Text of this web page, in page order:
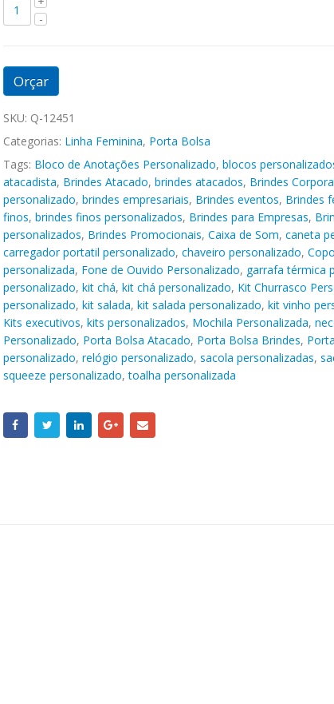
Orçar
SKU: Q-12451
Categorias: Linha Feminina, Porta Bolsa
Tags: Bloco de Anotações Personalizado, blocos
atacadista, Brindes Atacado, brindes atacados, Brindes
personalizado, brindes empresariais, Brindes eventos, Brindes
finos, brindes finos personalizados, Brindes para Empresas,
personalizados, Brindes Promocionais, Caixa de Som, caneta
carregador portatil personalizado, chaveiro personalizado,
personalizada, Fone de Ouvido Personalizado, garrafa térmica
personalizado, kit chá, kit chá personalizado, Kit Churrasco
personalizado, kit salada, kit salada personalizado, kit vinho
Kits executivos, kits personalizados, Mochila Personalizada,
Personalizado, Porta Bolsa Atacado, Porta Bolsa Brindes,
personalizado, relógio personalizado, sacola personalizadas,
squeeze personalizado,toalha personalizada